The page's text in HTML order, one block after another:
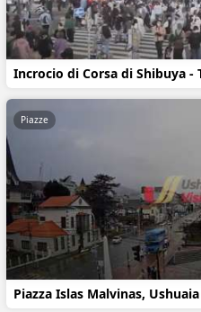
Incrocio di Corsa di Shibuya -
Piazza Islas Malvinas, Ushuaia
Piazze